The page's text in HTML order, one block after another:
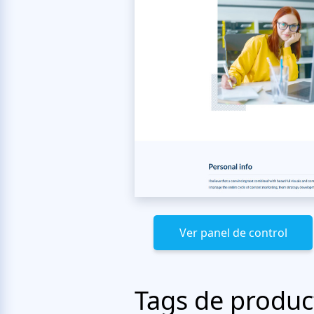
Ver panel de control
Tags de